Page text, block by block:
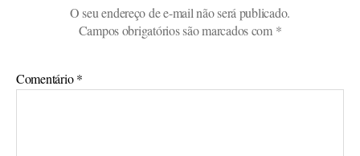
O seu endereço de e-mail não será publicado.
Campos obrigatórios são marcados com *
Comentário*